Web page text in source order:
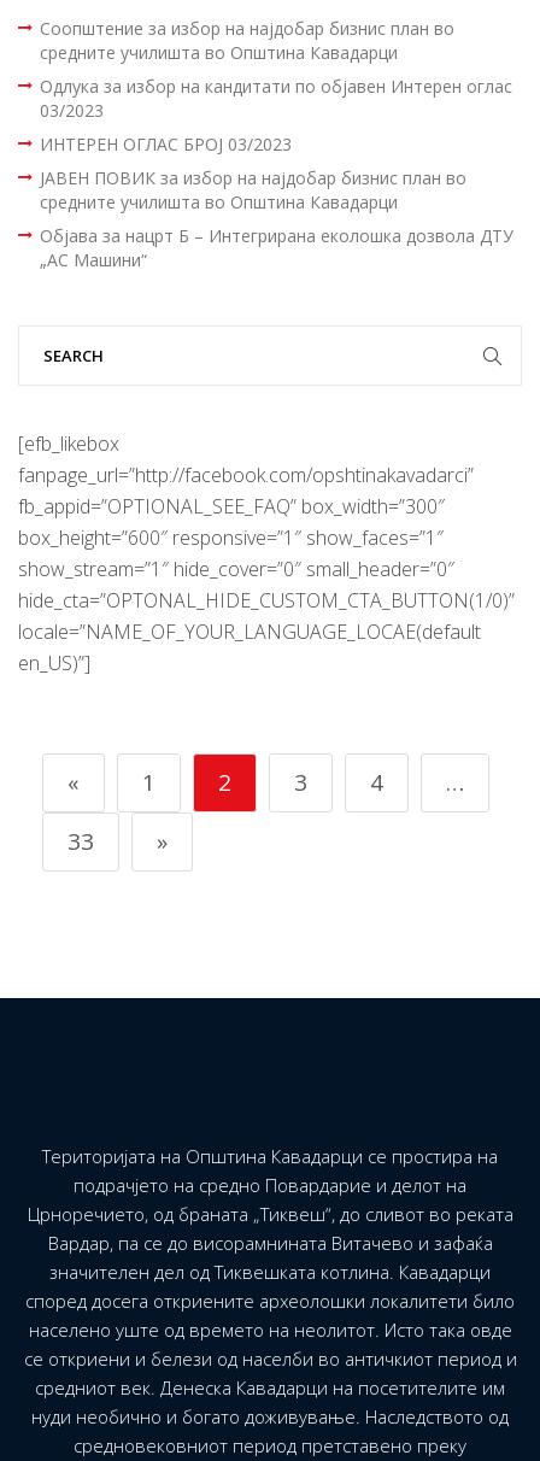
Соопштение за избор на најдобар бизнис план во
средните училишта во Општина Кавадарци
Одлука за избор на кандитати по објавен Интерен оглас
03/2023
ИНТЕРЕН ОГЛАС БРОЈ 03/2023
ЈАВЕН ПОВИК за избор на најдобар бизнис план во
средните училишта во Општина Кавадарци
Објава за нацрт Б – Интегрирана еколошка дозвола ДТУ
„АС Машини“
[efb_likebox
fanpage_url=”http://facebook.com/opshtinakavadarci”
fb_appid=”OPTIONAL_SEE_FAQ” box_width=”300″
box_height=”600″ responsive=”1″ show_faces=”1″
show_stream=”1″ hide_cover=”0″ small_header=”0″
hide_cta=”OPTONAL_HIDE_CUSTOM_CTA_BUTTON(1/0)”
locale=”NAME_OF_YOUR_LANGUAGE_LOCAE(default
en_US)”]
« 1 2 3 4
…
33
»
Територијата на Општина Кавадарци се простира на
подрачјето на средно Повардарие и делот на
Црноречието, од браната „Тиквеш“, до сливот во реката
Вардар, па се до висорамнината Витачево и зафаќа
значителен дел од Тиквешката котлина. Кавадарци
според досега откриените археолошки локалитети било
населено уште од времето на неолитот. Исто така овде
се откриени и белези од населби во античкиот период и
средниот век. Денеска Кавадарци на посетителите им
нуди необично и богато доживување. Наследството од
средновековниот период претставено преку